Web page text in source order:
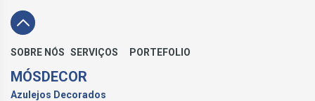
SOBRE NÓS SERVIÇOS PORTEFOLIO
MÓSDECOR
Azulejos Decorados